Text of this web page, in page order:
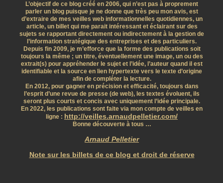
L’objectif de ce blog créé en 2006, qui n’est pas à proprement
parler un blog puisque je ne donne que très peu mon avis, est
d’extraire de mes veilles web informationnelles quotidiennes, un
article, un billet qui me parait intéressant et éclairant sur des
sujets se rapportant directement ou indirectement à la gestion de
l’information stratégique des entreprises et des particuliers.
Depuis fin 2009, je m’efforce que la forme des publications soit
toujours la même ; un titre, éventuellement une image, un ou des
extrait(s) pour appréhender le sujet et l’idée, l’auteur quand il est
identifiable et la source en lien hypertexte vers le texte d’origine
afin de compléter la lecture.
En 2012, pour gagner en précision et efficacité, toujours dans
l’esprit d’une revue de presse (de web), les textes évoluent, ils
seront plus courts et concis avec uniquement l’idée principale.
En 2022, les publications sont faite via mon compte de veilles en
ligne : http://veilles.arnaudpelletier.com/
Bonne découverte à tous …
Arnaud Pelletier
Note sur les billets de ce blog et droit de réserve